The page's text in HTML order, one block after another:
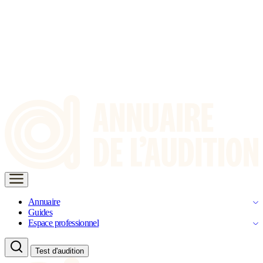
Annuaire
Guides
Espace professionnel
Test d'audition